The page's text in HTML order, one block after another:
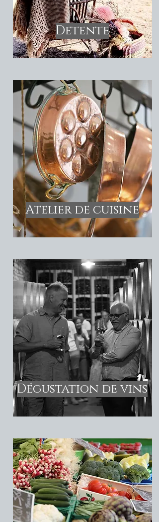
Detente
Atelier de cuisine
Dégustation de vins